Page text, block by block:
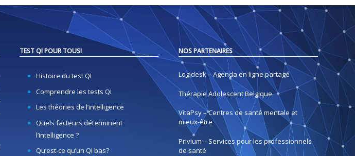
TEST QI POUR TOUS!
Histoire du test QI
Comprendre les tests QI
Les théories de l’intelligence
Quels facteurs déterminent
l’intelligence ?
Qu’est-ce qu’un QI bas?
NOS PARTENAIRES
Logidesk – Agenda en ligne partagé
Thérapie Adolescent Belgique
VitaPsy – Centres de santé mentale et
mieux-être
Privium – Services pour les professionnels
de santé